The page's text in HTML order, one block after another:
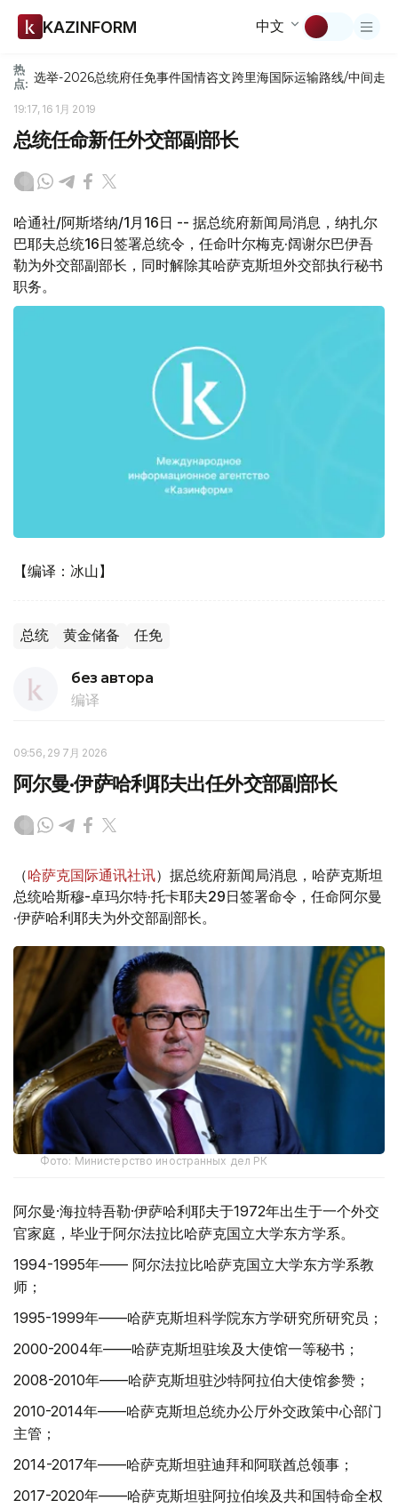
KAZINFORM 中文
热
点: 选举-2026总统府任免事件国情咨文跨里海国际运输路线/中间走廊
19:17, 16 1月 2019
总统任命新任外交部副部长
哈通社/阿斯塔纳/1月16日 -- 据总统府新闻局消息，纳扎尔
巴耶夫总统16日签署总统令，任命叶尔梅克·阔谢尔巴伊吾
勒为外交部副部长，同时解除其哈萨克斯坦外交部执行秘书
职务。
【编译：冰山】
总统 黄金储备 任免
без автора
编译
09:56, 29 7月 2026
阿尔曼·伊萨哈利耶夫出任外交部副部长
（哈萨克国际通讯社讯）据总统府新闻局消息，哈萨克斯坦
总统哈斯穆-卓玛尔特·托卡耶夫29日签署命令，任命阿尔曼
·伊萨哈利耶夫为外交部副部长。
Фото: Министерство иностранных дел РК
阿尔曼·海拉特吾勒·伊萨哈利耶夫于1972年出生于一个外交
官家庭，毕业于阿尔法拉比哈萨克国立大学东方学系。
1994-1995年—— 阿尔法拉比哈萨克国立大学东方学系教
师；
1995-1999年——哈萨克斯坦科学院东方学研究所研究员；
2000-2004年——哈萨克斯坦驻埃及大使馆一等秘书；
2008-2010年——哈萨克斯坦驻沙特阿拉伯大使馆参赞；
2010-2014年——哈萨克斯坦总统办公厅外交政策中心部门
主管；
2014-2017年——哈萨克斯坦驻迪拜和阿联酋总领事；
2017-2020年——哈萨克斯坦驻阿拉伯埃及共和国特命全权